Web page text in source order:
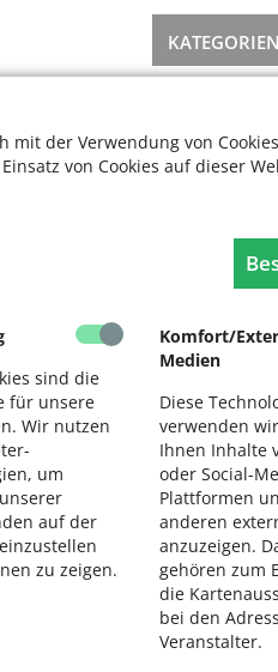
mit der Verwendung von Cookies
von Cookies auf dieser
sind die
für unsere
Wir nutzen
um
auf der
zu zeigen.
Komfort/
Medien
Diese
verwenden
Ihnen Inhalte
oder Social-
Plattformen
anderen
anzuzeigen.
gehören zum
die
bei den
Veranstalter.
KATEGORIEN